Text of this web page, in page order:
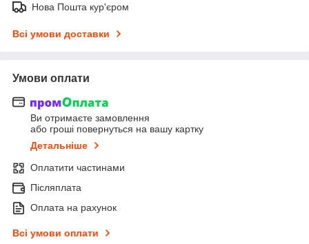
Нова Пошта кур'єром
Всі умови доставки
Умови оплати
Ви отримаєте замовлення
або гроші повернуться на вашу картку
Детальніше
Оплатити частинами
Післяплата
Оплата на рахунок
Всі умови оплати